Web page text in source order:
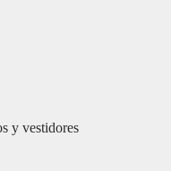
y vestidores